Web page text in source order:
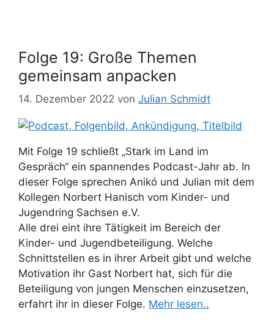
Folge 19: Große Themen
gemeinsam anpacken
14. Dezember 2022 von Julian Schmidt
Mit Folge 19 schließt „Stark im Land im
Gespräch“ ein spannendes Podcast-Jahr ab. In
dieser Folge sprechen Anikó und Julian mit dem
Kollegen Norbert Hanisch vom Kinder- und
Jugendring Sachsen e.V.
Alle drei eint ihre Tätigkeit im Bereich der
Kinder- und Jugendbeteiligung. Welche
Schnittstellen es in ihrer Arbeit gibt und welche
Motivation ihr Gast Norbert hat, sich für die
Beteiligung von jungen Menschen einzusetzen,
erfahrt ihr in dieser Folge. Mehr lesen..